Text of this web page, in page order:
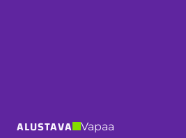
ALUSTAVA Vapaa